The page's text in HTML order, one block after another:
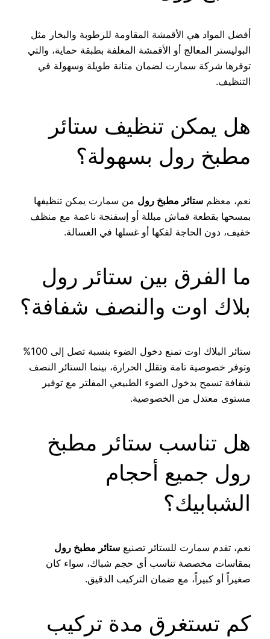
أفضل المواد هي الأقمشة المقاومة للرطوبة والبخار مثل
البوليستر المعالج أو الأقمشة المغلفة بطبقة حماية، والتي
توفرها شركة سمارت لضمان متانة طويلة وسهولة في
التنظيف.
هل يمكن تنظيف ستائر
مطبخ رول بسهولة؟
نعم، معظم ستائر مطبخ رول من سمارت يمكن تنظيفها
بمسحها بقطعة قماش مبللة أو إسفنجة ناعمة مع منظف
خفيف، دون الحاجة لفكها أو غسلها في الغسالة.
ما الفرق بين ستائر رول
بلاك اوت والنصف شفافة؟
ستائر البلاك اوت تمنع دخول الضوء بنسبة تصل إلى 100%
وتوفر خصوصية تامة وتقلل الحرارة، بينما الستائر النصف
شفافة تسمح بدخول الضوء الطبيعي المفلتر مع توفير
مستوى معتدل من الخصوصية.
هل تناسب ستائر مطبخ
رول جميع أحجام
الشبابيك؟
نعم، تقدم سمارت للستائر تصنيع ستائر مطبخ رول
بمقاسات مخصصة تناسب أي حجم شباك، سواء كان
صغيراً أو كبيراً، مع ضمان التركيب الدقيق.
كم تستغرق مدة تركيب